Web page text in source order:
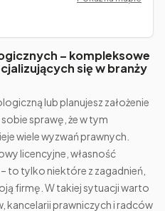
– kompleksowe
się w branży
lub planujesz założenie
sprawę, że w tym
wiele wyzwań prawnych.
licencyjne, własność
to tylko niektóre z zagadnień,
firmę. W takiej sytuacji warto
kancelarii prawniczych i radców